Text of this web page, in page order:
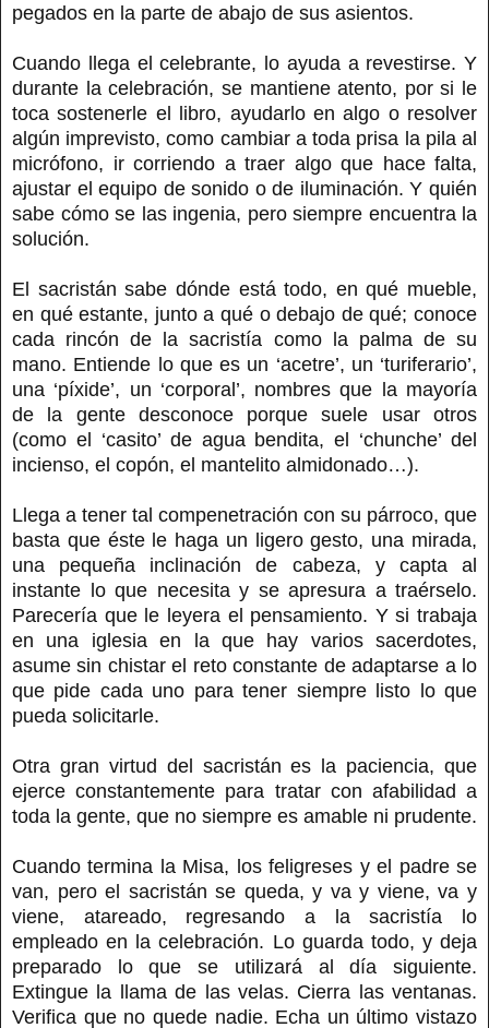
pegados en la parte de abajo de sus asientos.
Cuando llega el celebrante, lo ayuda a revestirse. Y
durante la celebración, se mantiene atento, por si le
toca sostenerle el libro, ayudarlo en algo o resolver
algún imprevisto, como cambiar a toda prisa la pila al
micrófono, ir corriendo a traer algo que hace falta,
ajustar el equipo de sonido o de iluminación. Y quién
sabe cómo se las ingenia, pero siempre encuentra la
solución.
El sacristán sabe dónde está todo, en qué mueble,
en qué estante, junto a qué o debajo de qué; conoce
cada rincón de la sacristía como la palma de su
mano. Entiende lo que es un ‘acetre’, un ‘turiferario’,
una ‘píxide’, un ‘corporal’, nombres que la mayoría
de la gente desconoce porque suele usar otros
(como el ‘casito’ de agua bendita, el ‘chunche’ del
incienso, el copón, el mantelito almidonado…).
Llega a tener tal compenetración con su párroco, que
basta que éste le haga un ligero gesto, una mirada,
una pequeña inclinación de cabeza, y capta al
instante lo que necesita y se apresura a traérselo.
Parecería que le leyera el pensamiento. Y si trabaja
en una iglesia en la que hay varios sacerdotes,
asume sin chistar el reto constante de adaptarse a lo
que pide cada uno para tener siempre listo lo que
pueda solicitarle.
Otra gran virtud del sacristán es la paciencia, que
ejerce constantemente para tratar con afabilidad a
toda la gente, que no siempre es amable ni prudente.
Cuando termina la Misa, los feligreses y el padre se
van, pero el sacristán se queda, y va y viene, va y
viene, atareado, regresando a la sacristía lo
empleado en la celebración. Lo guarda todo, y deja
preparado lo que se utilizará al día siguiente.
Extingue la llama de las velas. Cierra las ventanas.
Verifica que no quede nadie. Echa un último vistazo